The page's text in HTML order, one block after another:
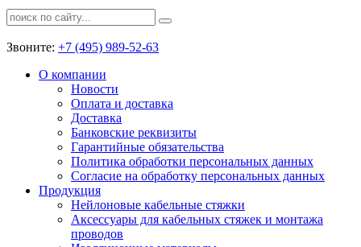
Звоните: +7 (495) 989-52-63
О компании
Новости
Оплата и доставка
Доставка
Банковские реквизиты
Гарантийные обязательства
Политика обработки персональных данных
Согласие на обработку персональных данных
Продукция
Нейлоновые кабельные стяжки
Аксессуары для кабельных стяжек и монтажа
проводов